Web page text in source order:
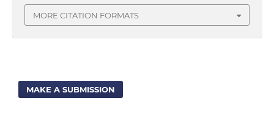
MORE CITATION FORMATS
MAKE A SUBMISSION